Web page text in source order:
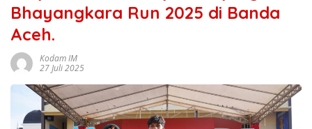
Bhayangkara Run 2025 di Banda
Aceh.
Kodam IM
27 Juli 2025